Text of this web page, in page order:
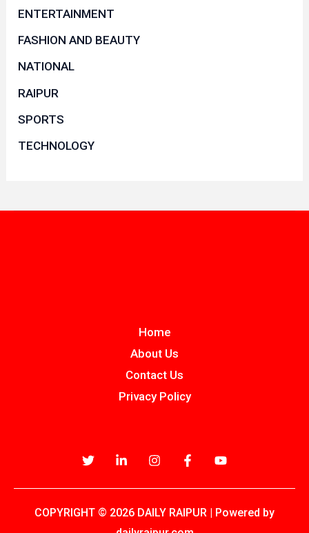
ENTERTAINMENT
FASHION AND BEAUTY
NATIONAL
RAIPUR
SPORTS
TECHNOLOGY
Home
About Us
Contact Us
Privacy Policy
COPYRIGHT © 2026 DAILY RAIPUR | Powered by